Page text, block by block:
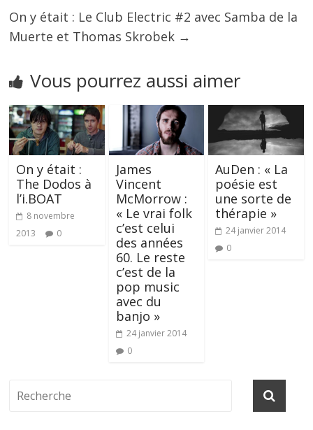
On y était : Le Club Electric #2 avec Samba de la
Muerte et Thomas Skrobek →
Vous pourrez aussi aimer
On y était :
The Dodos à
l’i.BOAT
8 novembre
2013
0
James
Vincent
McMorrow :
« Le vrai folk
c’est celui
des années
60. Le reste
c’est de la
pop music
avec du
banjo »
24 janvier 2014
0
AuDen : « La
poésie est
une sorte de
thérapie »
24 janvier 2014
0